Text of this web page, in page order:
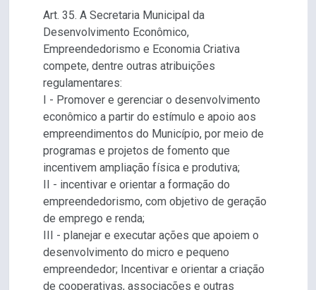
Art. 35. A Secretaria Municipal da
Desenvolvimento Econômico,
Empreendedorismo e Economia Criativa
compete, dentre outras atribuições
regulamentares:
I - Promover e gerenciar o desenvolvimento
econômico a partir do estímulo e apoio aos
empreendimentos do Município, por meio de
programas e projetos de fomento que
incentivem ampliação física e produtiva;
II - incentivar e orientar a formação do
empreendedorismo, com objetivo de geração
de emprego e renda;
III - planejar e executar ações que apoiem o
desenvolvimento do micro e pequeno
empreendedor; Incentivar e orientar a criação
de cooperativas, associações e outras